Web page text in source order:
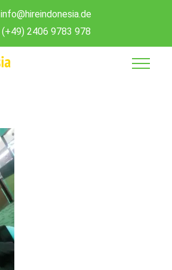
info@hireindonesia.de
(+49) 2406 9783 978